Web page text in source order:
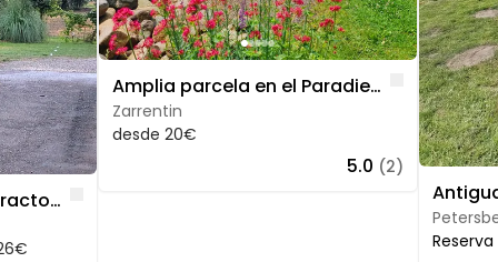
Granja ecológica con tractores antiguos
Amplia parcela en el Paradiesgarten, cerca de Zarrentin
Zarrentin
desde 20€
Like
5.0 (2)